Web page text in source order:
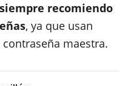
siempre recomiendo
, ya que usan
maestra.